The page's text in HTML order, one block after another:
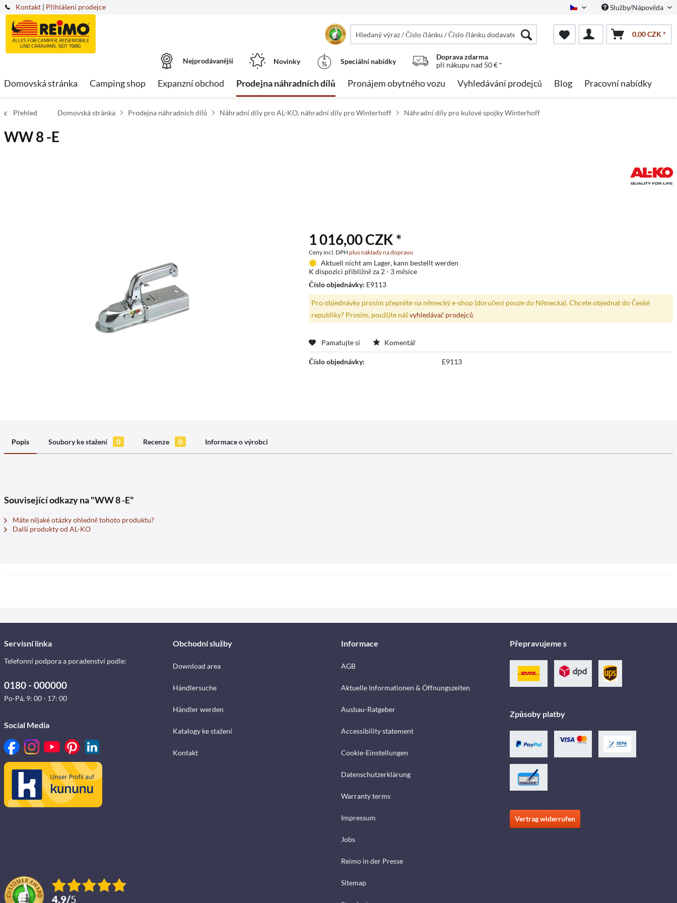
Kontakt Czech Služby/Nápověda
| Přihlášení prodejce
0,00 CZK *
Nejprodávanější Novinky Speciální nabídky
Doprava zdarma
při nákupu nad 50 € *
Domovská stránka Camping shop Expanzní obchod Prodejna náhradních dílů Pronájem obytného vozu Vyhledávání prodejců Blog Pracovní nabídky
Přehled Domovská stránka Prodejna náhradních dílů Náhradní díly pro AL-KO, náhradní díly pro Winterhoff Náhradní díly pro kulové spojky Winterhoff
WW 8 -E
1 016,00 CZK *
Ceny incl. DPHplus náklady na dopravu
Aktuell nicht am Lager, kann bestellt werden
K dispozici přibližně za 2 - 3 měsíce
Číslo objednávky: E9113
Pro objednávky prosím přepněte na německý e-shop (doručení pouze do Německa). Chcete objednat do České
republiky? Prosím, použijte nášvyhledávač prodejců.
Pamatujte si Komentář
Číslo objednávky: E9113
Popis Soubory ke stažení 0 Recenze 0 Informace o výrobci
Související odkazy na "WW 8 -E"
Máte nějaké otázky ohledně tohoto produktu?
Další produkty od AL-KO
Servisní linka
Telefonní podpora a poradenství podle:
0180 - 000000
Po-Pá, 9: 00 - 17: 00
Social Media
4.9/5
Obchodní služby
Download area
Händlersuche
Händler werden
Katalogy ke stažení
Kontakt
Informace
AGB
Aktuelle Informationen & Öffnungszeiten
Ausbau-Ratgeber
Accessibility statement
Cookie-Einstellungen
Datenschutzerklärung
Warranty terms
Impressum
Jobs
Reimo in der Presse
Sitemap
Přepravujeme s
Způsoby platby
Vertrag widerrufen